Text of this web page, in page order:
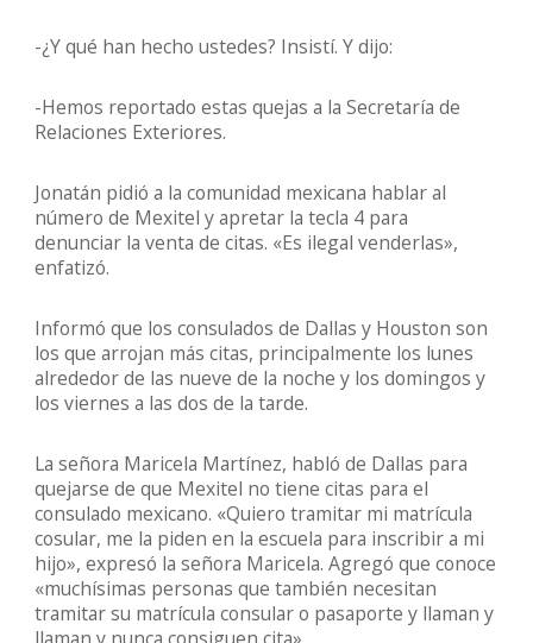
-¿Y qué han hecho ustedes? Insistí. Y dijo:
-Hemos reportado estas quejas a la Secretaría de
Relaciones Exteriores.
Jonatán pidió a la comunidad mexicana hablar al
número de Mexitel y apretar la tecla 4 para
denunciar la venta de citas. «Es ilegal venderlas»,
enfatizó.
Informó que los consulados de Dallas y Houston son
los que arrojan más citas, principalmente los lunes
alrededor de las nueve de la noche y los domingos y
los viernes a las dos de la tarde.
La señora Maricela Martínez, habló de Dallas para
quejarse de que Mexitel no tiene citas para el
consulado mexicano. «Quiero tramitar mi matrícula
cosular, me la piden en la escuela para inscribir a mi
hijo», expresó la señora Maricela. Agregó que conoce
«muchísimas personas que también necesitan
tramitar su matrícula consular o pasaporte y llaman y